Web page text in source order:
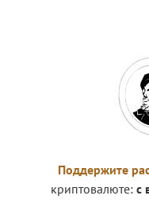
Поддержите
криптовалюте: с